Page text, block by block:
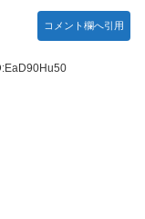
コメント欄へ引用